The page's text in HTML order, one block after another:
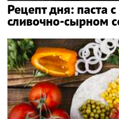
Рецепт дня: паста
сливочно-сырном